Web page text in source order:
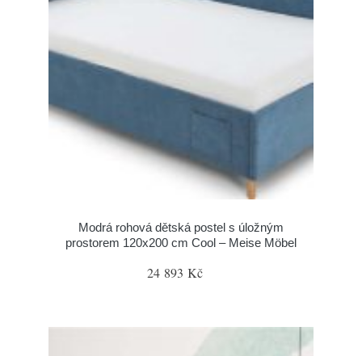
Modrá rohová dětská postel s úložným
prostorem 120x200 cm Cool – Meise Möbel
24 893 Kč